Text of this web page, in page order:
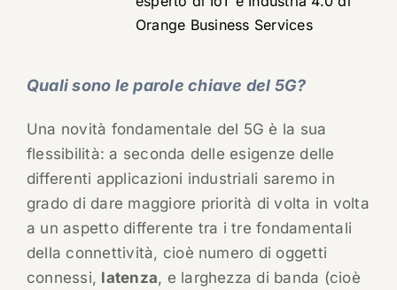
Orange Business Services
Quali sono le parole chiave del 5G?
Una novità fondamentale del 5G è la sua
flessibilità: a seconda delle esigenze delle
differenti applicazioni industriali saremo in
grado di dare maggiore priorità di volta in volta
a un aspetto differente tra i tre fondamentali
della connettività, cioè numero di oggetti
connessi, latenza, e larghezza di banda (cioè